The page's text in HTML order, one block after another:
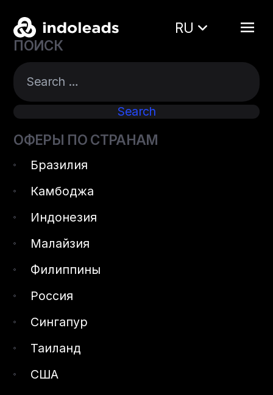
RU
ПОИСК
ОФЕРЫ ПО СТРАНАМ
Бразилия
Камбоджа
Индонезия
Малайзия
Филиппины
Россия
Сингапур
Таиланд
США